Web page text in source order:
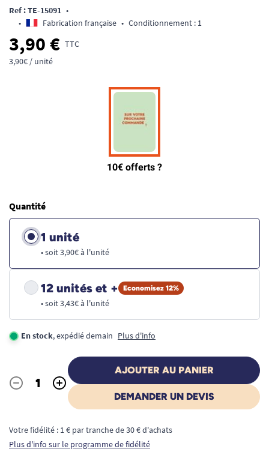
Ref : TE-15091 •
•
Fabrication française • Conditionnement : 1
3,90 € TTC
3,90€ / unité
Quantité
1 unité
• soit 3,90€ à l'unité
12 unités et + Economisez 12%
• soit 3,43€ à l'unité
En stock, expédié demain Plus d'info
Quantité
- +
AJOUTER AU PANIER
DEMANDER UN DEVIS
Votre fidélité : 1 € par tranche de 30 € d'achats
Plus d'info sur le programme de fidélité